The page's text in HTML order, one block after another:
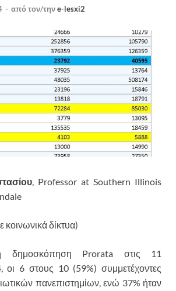
- από τον/τηνe-lesxi2
, Professor at Southern Illinois
δίκτυα)
δημοσκόπηση Prorata στις 11
οι 6 στους 10 (59%) συμμετέχοντες
πανεπιστημίων, ενώ 37% ήταν